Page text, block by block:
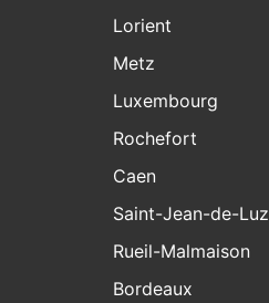
Lorient
Metz
Luxembourg
Rochefort
Caen
Saint-Jean-de-Luz
Rueil-Malmaison
Bordeaux